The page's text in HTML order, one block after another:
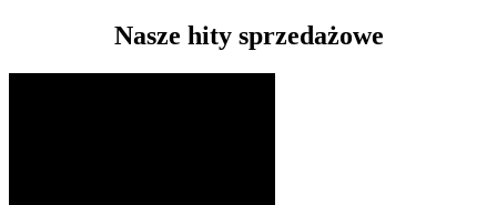
Nasze hity sprzedażowe